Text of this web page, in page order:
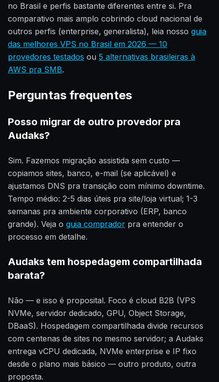
no Brasil e perfis bastante diferentes entre si. Pra
comparativo mais amplo cobrindo cloud nacional de
outros perfis (enterprise, generalista), leia nosso guia
das melhores VPS no Brasil em 2026 — 10
provedores testados ou 5 alternativas brasileiras à
AWS pra SMB.
Perguntas frequentes
Posso migrar de outro provedor pra
Audaks?
Sim. Fazemos migração assistida sem custo —
copiamos sites, banco, e-mail (se aplicável) e
ajustamos DNS pra transição com mínimo downtime.
Tempo médio: 2-5 dias úteis pra site/loja virtual; 1-3
semanas pra ambiente corporativo (ERP, banco
grande). Veja o guia comprador pra entender o
processo em detalhe.
Audaks tem hospedagem compartilhada
barata?
Não — e isso é proposital. Foco é cloud B2B (VPS
NVMe, servidor dedicado, GPU, Object Storage,
DBaaS). Hospedagem compartilhada divide recursos
com centenas de sites no mesmo servidor; a Audaks
entrega vCPU dedicada, NVMe enterprise e IP fixo
desde o plano mais básico — outro produto, outra
proposta.